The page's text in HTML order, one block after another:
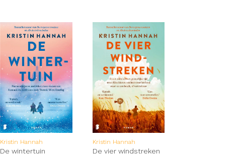
Kristin Hannah
De wintertuin
Kristin Hannah
De vier windstreken